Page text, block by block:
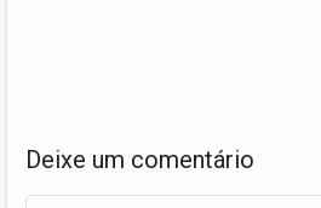
Deixe um comentário